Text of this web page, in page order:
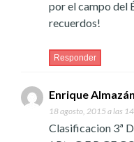
por el campo del
recuerdos!
Responder
Enrique Almazán
18 agosto, 2015 a las
Clasificacion 3ª